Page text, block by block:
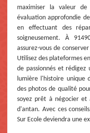
maximiser la valeur
évaluation approfondie
en effectuant des
soigneusement. À
assurez-vous de
Utilisez des plateformes
de passionnés et
lumière l'histoire unique
des photos de qualité
soyez prêt à négocier et
d'antan. Avec ces
Sur Ecole deviendra une